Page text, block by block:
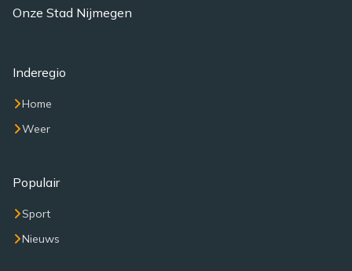
Onze Stad Nijmegen
Inderegio
Home
Weer
Populair
Sport
Nieuws